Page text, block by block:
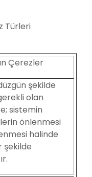
Türleri
Çerezler
şekilde
olan
sistemin
önlenmesi
halinde
şekilde